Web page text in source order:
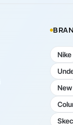
Nike